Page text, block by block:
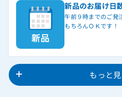
新品のお届け日
午前９時までのご発
もちろんＯＫです！
もっと